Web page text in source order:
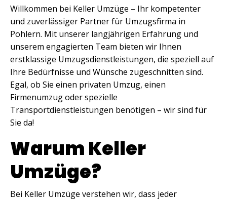
Willkommen bei Keller Umzüge – Ihr kompetenter
und zuverlässiger Partner für Umzugsfirma in
Pohlern. Mit unserer langjährigen Erfahrung und
unserem engagierten Team bieten wir Ihnen
erstklassige Umzugsdienstleistungen, die speziell auf
Ihre Bedürfnisse und Wünsche zugeschnitten sind.
Egal, ob Sie einen privaten Umzug, einen
Firmenumzug oder spezielle
Transportdienstleistungen benötigen – wir sind für
Sie da!
Warum Keller
Umzüge?
Bei Keller Umzüge verstehen wir, dass jeder